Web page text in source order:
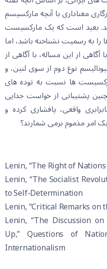
معناداری با آنچه مارکسیسم
بعید است که یک مارکسیست
را به رسمیت نشناخته باشد، اما
از این مساله، با آگاهی از
نوع دوم از سوی لنین، و
ها نسبت به توده های
پشتیبانی از خواست جدایی
واقعی، پافشاری کرده و
امر مذموم برمی شمارند؟
Lenin, “The Right of
Lenin, “The Socialist
to Self-Determination
Lenin, “Critical Remarks
Lenin, “The Discussion
Up,” Questions of
Internationalism